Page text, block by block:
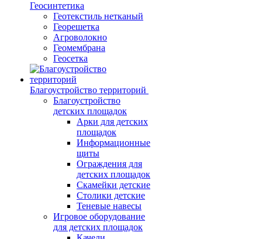
Геосинтетика
Геотекстиль нетканый
Георешетка
Агроволокно
Геомембрана
Геосетка
Благоустройство территорий
Благоустройство
детских площадок
Арки для детских
площадок
Информационные
щиты
Ограждения для
детских площадок
Скамейки детские
Столики детские
Теневые навесы
Игровое оборудование
для детских площадок